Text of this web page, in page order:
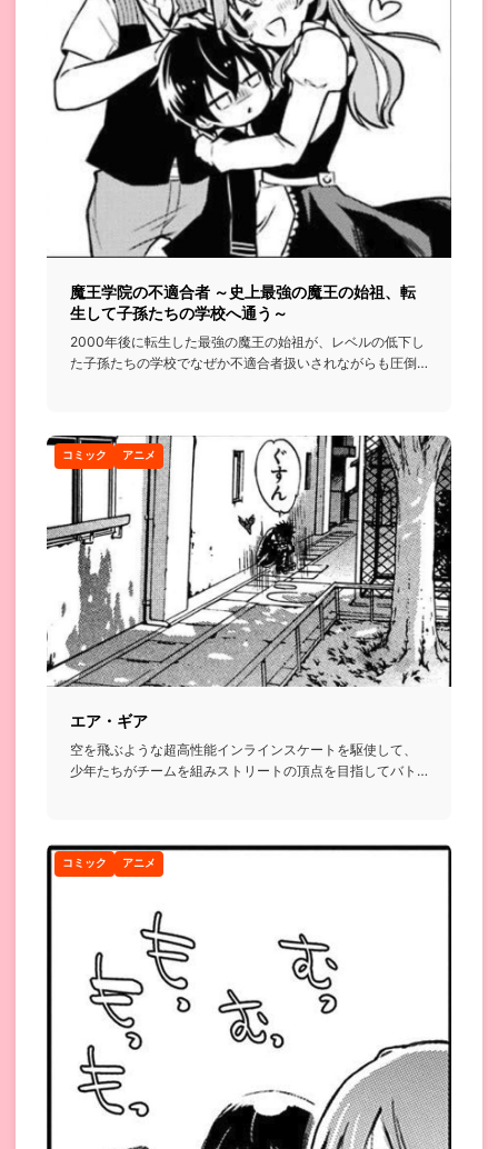
魔王学院の不適合者 ～史上最強の魔王の始祖、転
生して子孫たちの学校へ通う～
2000年後に転生した最強の魔王の始祖が、レベルの低下し
た子孫たちの学校でなぜか不適合者扱いされながらも圧倒
コミック アニメ
エア・ギア
空を飛ぶような超高性能インラインスケートを駆使して、
少年たちがチームを組みストリートの頂点を目指してバト
コミック アニメ